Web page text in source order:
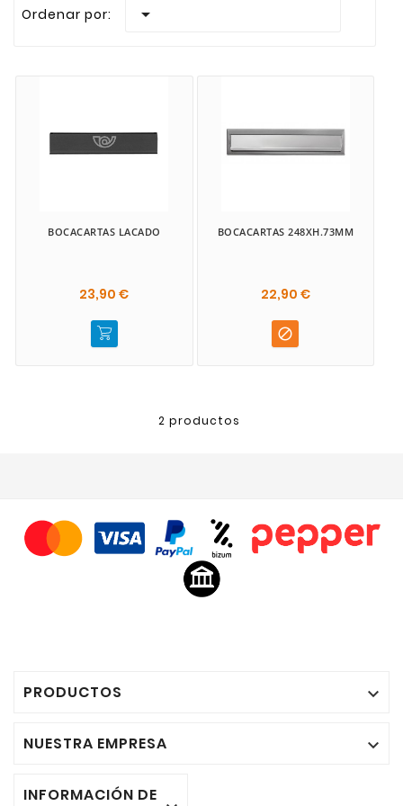
Ordenar por:

BOCACARTAS LACADO
23,90 €
BOCACARTAS 248XH.73MM
22,90 €

2 productos
PRODUCTOS 
NUESTRA EMPRESA 
INFORMACIÓN DE